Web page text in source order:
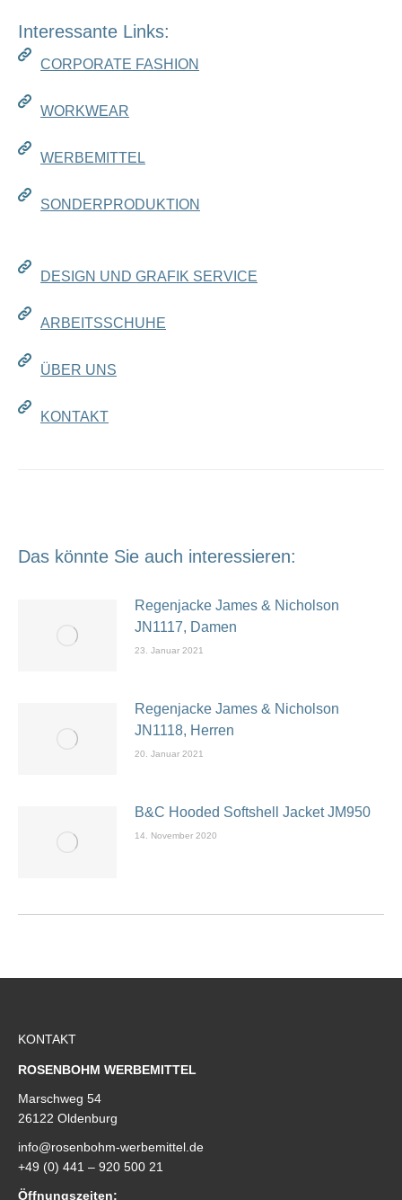
Interessante Links:
CORPORATE FASHION
WORKWEAR
WERBEMITTEL
SONDERPRODUKTION
DESIGN UND GRAFIK SERVICE
ARBEITSSCHUHE
ÜBER UNS
KONTAKT
Das könnte Sie auch interessieren:
Regenjacke James & Nicholson
JN1117, Damen
23. Januar 2021
Regenjacke James & Nicholson
JN1118, Herren
20. Januar 2021
B&C Hooded Softshell Jacket JM950
14. November 2020
KONTAKT
ROSENBOHM WERBEMITTEL
Marschweg 54
26122 Oldenburg
info@rosenbohm-werbemittel.de
+49 (0) 441 – 920 500 21
Öffnungszeiten: